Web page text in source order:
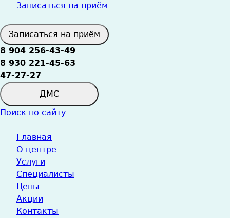
Записаться на приём
Записаться на приём
8 904 256-43-49
8 930 221-45-63
47-27-27
ДМС
Поиск по сайту
Главная
О центре
Услуги
Специалисты
Цены
Акции
Контакты